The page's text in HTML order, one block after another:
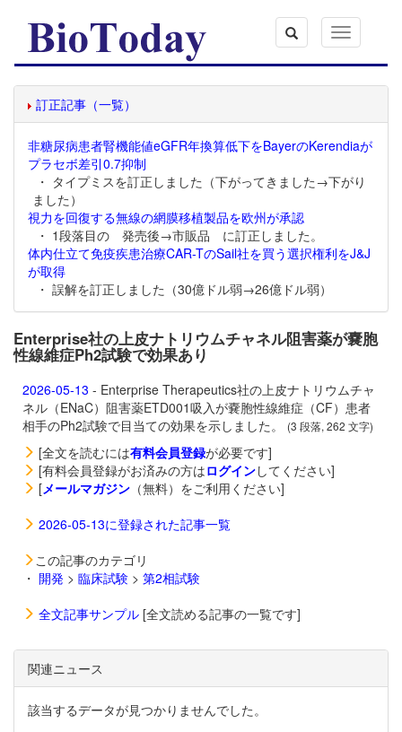
Toggle
navigation
訂正記事（一覧）
非糖尿病患者腎機能値eGFR年換算低下をBayerのKerendiaが
プラセボ差引0.7抑制
・ タイプミスを訂正しました（下がってきました→下がり
ました）
視力を回復する無線の網膜移植製品を欧州が承認
・ 1段落目の 発売後→市販品 に訂正しました。
体内仕立て免疫疾患治療CAR-TのSail社を買う選択権利をJ&J
が取得
・ 誤解を訂正しました（30億ドル弱→26億ドル弱）
Enterprise社の上皮ナトリウムチャネル阻害薬が嚢胞
性線維症Ph2試験で効果あり
2026-05-13 - Enterprise Therapeutics社の上皮ナトリウムチャ
ネル（ENaC）阻害薬ETD001吸入が嚢胞性線維症（CF）患者
相手のPh2試験で目当ての効果を示しました。
(3 段落, 262 文字)
[全文を読むには有料会員登録が必要です]
[有料会員登録がお済みの方はログインしてください]
[メールマガジン （無料）をご利用ください]
2026-05-13に登録された記事一覧
この記事のカテゴリ
・ 開発 > 臨床試験 > 第2相試験
全文記事サンプル [全文読める記事の一覧です]
関連ニュース
該当するデータが見つかりませんでした。